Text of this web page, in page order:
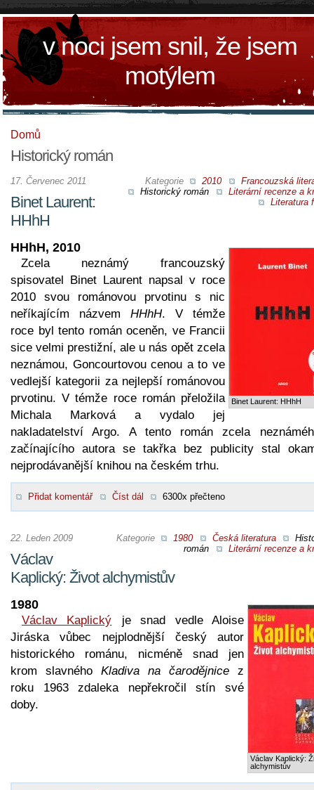
v noci jsem snil, že jsem
motýlem
Domů
Historický román
Kategorie 2010
Francouzská
Historický román
Literární recenze a
Literatura
17. Červenec 2011
Binet Laurent:
HHhH
Binet Laurent: HHhH
HHhH, 2010
Zcela neznámý francouzský
spisovatel Binet Laurent napsal v roce
2010 svou románovou prvotinu s nic
neříkajícím názvem HHhH. V témže
roce byl tento román oceněn, ve Francii
sice velmi prestižní, ale u nás opět zcela
neznámou, Goncourtovou cenou a to ve
vedlejší kategorii za nejlepší románovou
prvotinu. V témže roce román přeložila
Michala Marková a vydalo jej
nakladatelství Argo. A tento román zcela
začínajícího autora se takřka bez publicity stal
nejprodávanější knihou na českém trhu.
Přidat komentář Číst dál 6300x přečteno
Kategorie 1980 Česká literatura
román
Literární recenze a
22. Leden 2009
Václav
Kaplický: Život alchymistův
Václav Kaplický:
alchymistův
1980
Václav Kaplický je snad vedle Aloise
Jiráska vůbec nejplodnější český autor
historického románu, nicméně snad jen
krom slavného Kladiva na čarodějnice z
roku 1963 zdaleka nepřekročil stín své
doby.